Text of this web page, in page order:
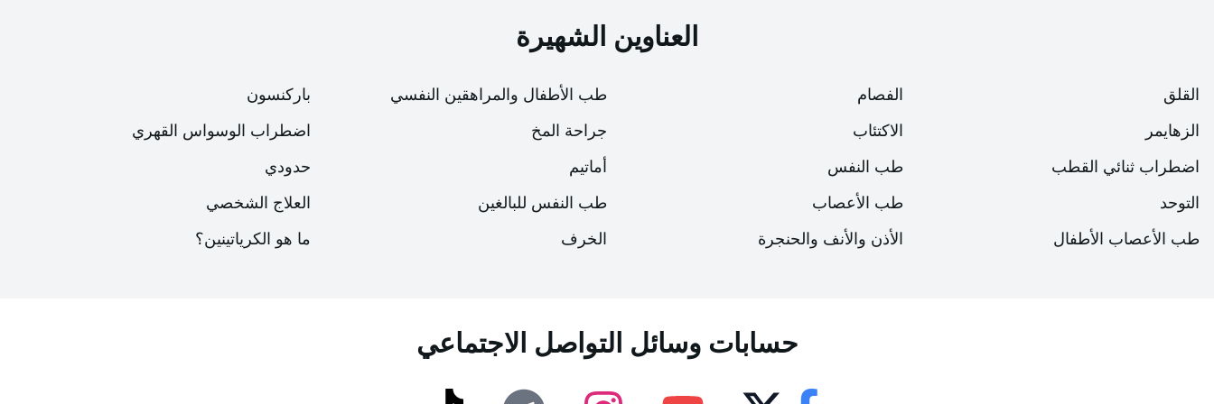
حجم الخط 100%
العناوين الشهيرة
القلق
الزهايمر
اضطراب ثنائي القطب
التوحد
طب الأعصاب الأطفال
الفصام
الاكتئاب
طب النفس
طب الأعصاب
الأذن والأنف والحنجرة
طب الأطفال والمراهقين النفسي
جراحة المخ
أماتيم
طب النفس للبالغين
الخرف
باركنسون
اضطراب الوسواس القهري
حدودي
العلاج الشخصي
ما هو الكرياتينين؟
حسابات وسائل التواصل الاجتماعي
حجم الخط 100%